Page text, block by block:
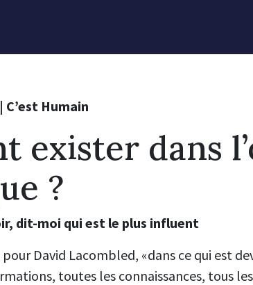
Humain
exister dans
?
dit-moi qui est le plus influent
David Lacombled, «dans ce qui est
toutes les connaissances, tous